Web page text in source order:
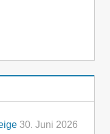
30. Juni 2026